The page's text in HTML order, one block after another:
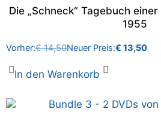
Die „Schneck“ Tagebuch
1955
Vorher:€14,50Neuer Preis:€ 13,50
In den Warenkorb